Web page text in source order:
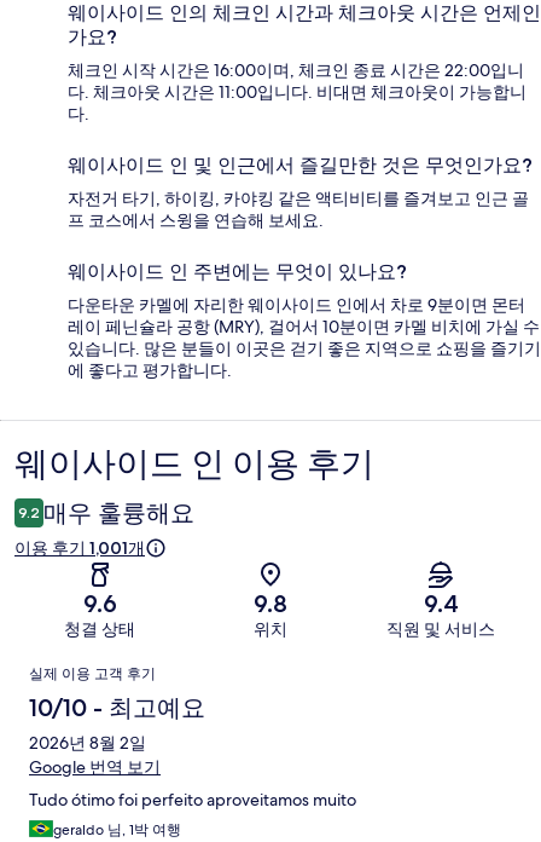
웨이사이드 인의 체크인 시간과 체크아웃 시간은 언제인
가요?
체크인 시작 시간은 16:00이며, 체크인 종료 시간은 22:00입니
다. 체크아웃 시간은 11:00입니다. 비대면 체크아웃이 가능합니
다.
웨이사이드 인 및 인근에서 즐길만한 것은 무엇인가요?
자전거 타기, 하이킹, 카야킹 같은 액티비티를 즐겨보고 인근 골
프 코스에서 스윙을 연습해 보세요.
웨이사이드 인 주변에는 무엇이 있나요?
다운타운 카멜에 자리한 웨이사이드 인에서 차로 9분이면 몬터
레이 페닌슐라 공항 (MRY), 걸어서 10분이면 카멜 비치에 가실 수
있습니다. 많은 분들이 이곳은 걷기 좋은 지역으로 쇼핑을 즐기기
에 좋다고 평가합니다.
이
용
후
웨이사이드 인 이용 후기
9.2 매우 훌륭해요
이용 후기 1,001개
9.6
청결 상태
9.8
위치
9.4
직원 및 서비스
이
용
후
기
실제 이용 고객 후기
10/10 - 최고예요
2026년 8월 2일
Google 번역 보기
Tudo ótimo foi perfeito aproveitamos muito
geraldo 님, 1박 여행